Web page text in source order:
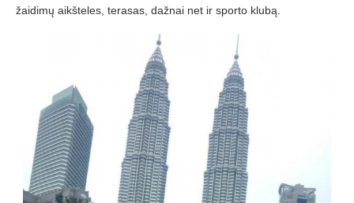
žaidimų aikšteles, terasas, dažnai net ir sporto klubą.